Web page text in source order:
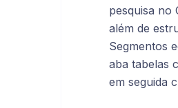
pesquisa no
além de
Segmentos
aba tabelas
em seguida